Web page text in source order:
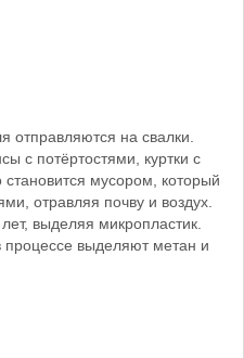
отправляются на свалки.
с потёртостями, куртки с
мусором, который
отравляя почву и воздух.
выделяя микропластик.
процессе выделяют метан и